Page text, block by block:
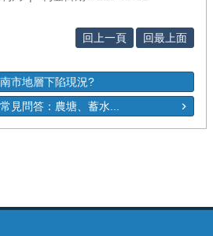
回上一頁 回最上面
市地層下陷現況?
見問答：農塘、蓄水...